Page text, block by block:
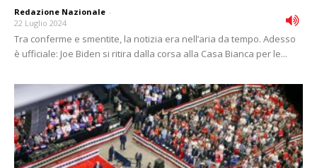
Redazione Nazionale -
22 Luglio 2024
Tra conferme e smentite, la notizia era nell’aria da tempo. Adesso
è ufficiale: Joe Biden si ritira dalla corsa alla Casa Bianca per le...